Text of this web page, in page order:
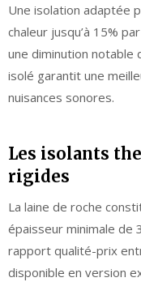
Une isolation adaptée
chaleur jusqu’à 15%
une diminution notable
isolé garantit une
nuisances sonores.
Les isolants
rigides
La laine de roche
épaisseur minimale de
rapport qualité-prix
disponible en version